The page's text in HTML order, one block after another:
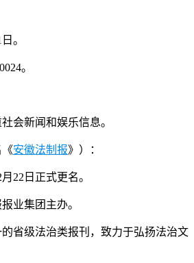
。
。
会新闻和娱乐信息。
安徽法制报》）：
22日正式更名。
业集团主办。
省级法治类报刊，致力于弘扬法治文